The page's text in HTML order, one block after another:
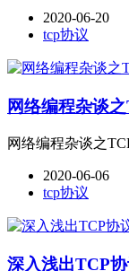
2020-06-20
tcp协议
网络编程杂谈
网络编程杂谈之
2020-06-06
tcp协议
深入浅出TCP